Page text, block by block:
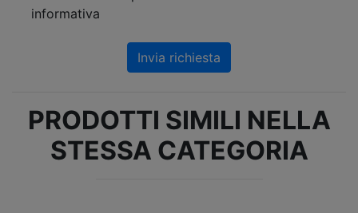
informativa
Invia richiesta
PRODOTTI SIMILI NELLA
STESSA CATEGORIA